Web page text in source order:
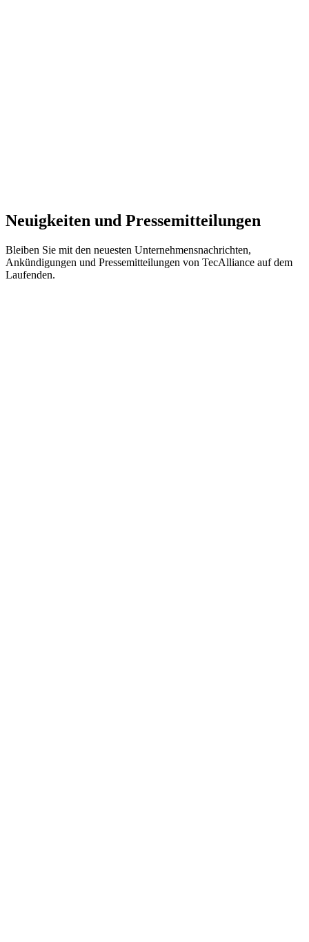
Neuigkeiten und Pressemitteilungen
Bleiben Sie mit den neuesten Unternehmensnachrichten,
Ankündigungen und Pressemitteilungen von TecAlliance auf dem
Laufenden.